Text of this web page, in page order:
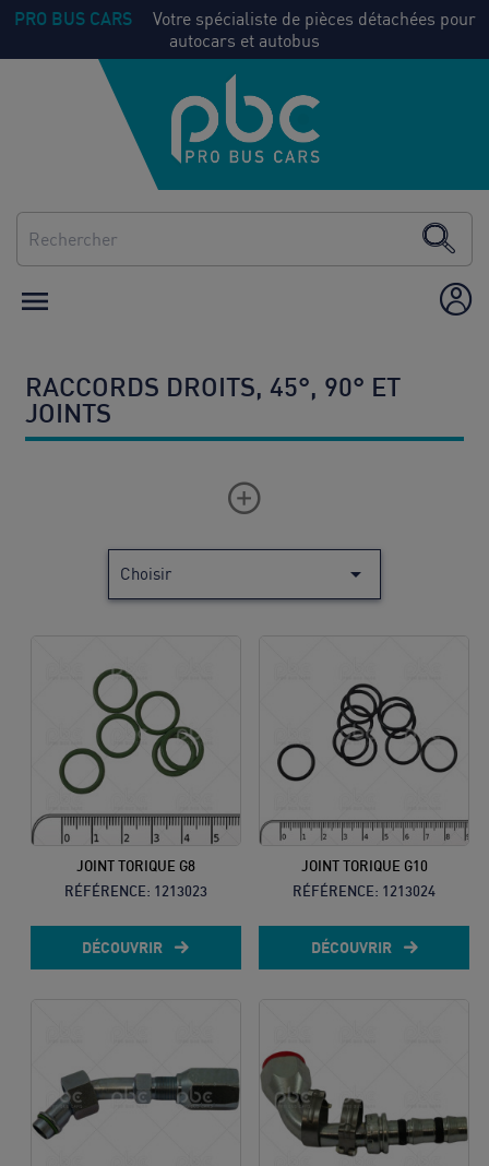
PRO BUS CARS
Votre spécialiste de pièces détachées pour
autocars et autobus
Voir
tout
CHAUFFAGE
CONSOMMABLES
trouvez
votre
produit ?
Contactez
notre
service
client
05 57
92 18
8h à 12h
& 13h à
17h
Prix d’un

RACCORDS DROITS, 45°, 90° ET
JOINTS
Choisir 
JOINT TORIQUE G8
RÉFÉRENCE: 1213023
DÉCOUVRIR
JOINT TORIQUE G10
RÉFÉRENCE: 1213024
DÉCOUVRIR